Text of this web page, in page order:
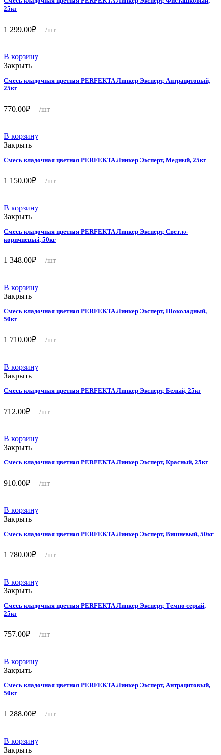
25кг
1 299.00₽ /шт
В корзину
Закрыть
Смесь кладочная цветная PERFEKTA Линкер Эксперт, Антрацитовый,
25кг
770.00₽ /шт
В корзину
Закрыть
Смесь кладочная цветная PERFEKTA Линкер Эксперт, Медный, 25кг
1 150.00₽ /шт
В корзину
Закрыть
Смесь кладочная цветная PERFEKTA Линкер Эксперт, Светло-
коричневый, 50кг
1 348.00₽ /шт
В корзину
Закрыть
Смесь кладочная цветная PERFEKTA Линкер Эксперт, Шоколадный,
50кг
1 710.00₽ /шт
В корзину
Закрыть
Смесь кладочная цветная PERFEKTA Линкер Эксперт, Белый, 25кг
712.00₽ /шт
В корзину
Закрыть
Смесь кладочная цветная PERFEKTA Линкер Эксперт, Красный, 25кг
910.00₽ /шт
В корзину
Закрыть
Смесь кладочная цветная PERFEKTA Линкер Эксперт, Вишневый, 50кг
1 780.00₽ /шт
В корзину
Закрыть
Смесь кладочная цветная PERFEKTA Линкер Эксперт, Темно-серый,
25кг
757.00₽ /шт
В корзину
Закрыть
Смесь кладочная цветная PERFEKTA Линкер Эксперт, Антрацитовый,
50кг
1 288.00₽ /шт
В корзину
Закрыть